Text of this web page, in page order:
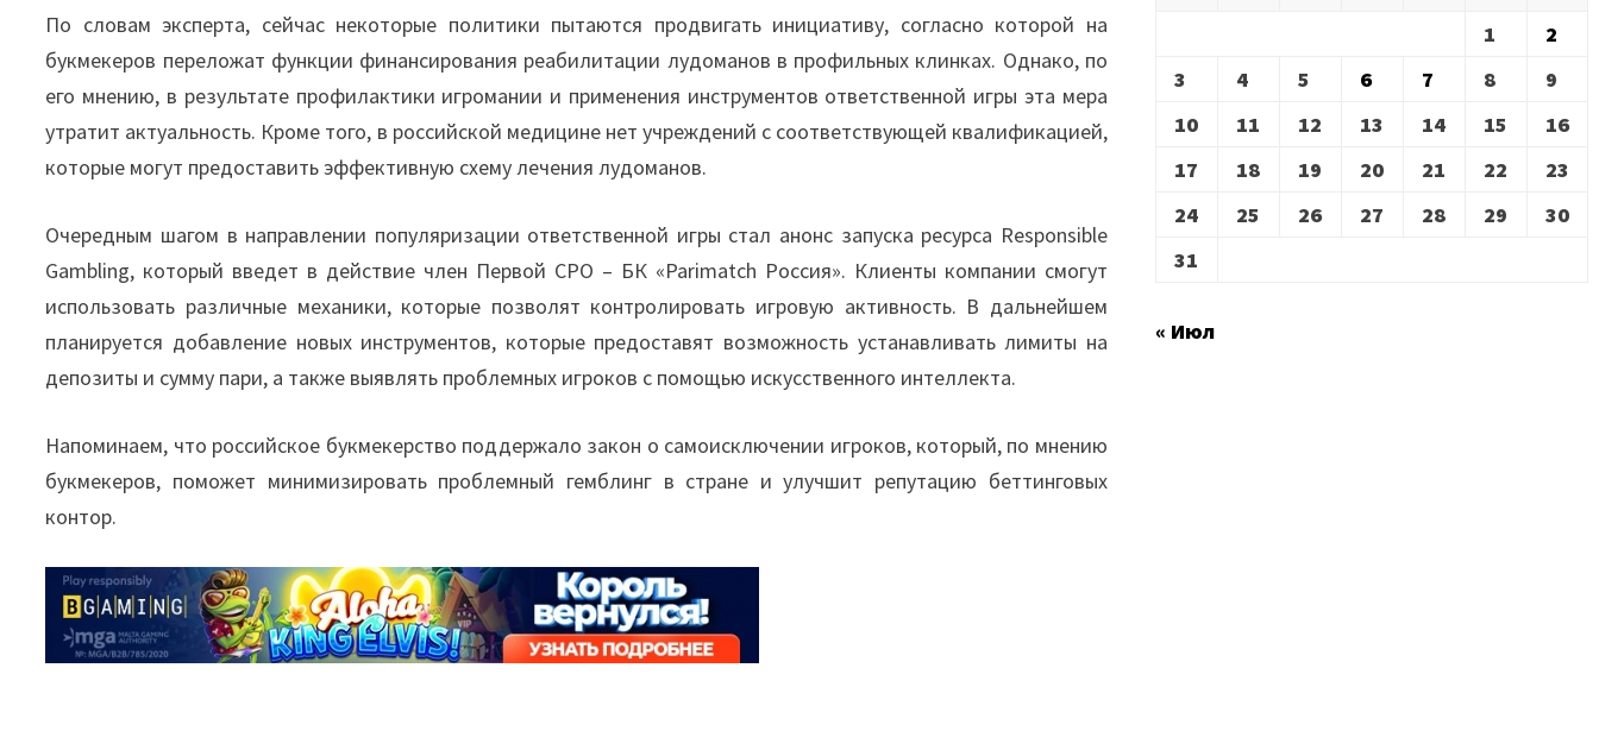
По словам эксперта, сейчас некоторые политики пытаются продвигать инициативу, согласно которой на
букмекеров переложат функции финансирования реабилитации лудоманов в профильных клинках. Однако, по
его мнению, в результате профилактики игромании и применения инструментов ответственной игры эта мера
утратит актуальность. Кроме того, в российской медицине нет учреждений с соответствующей квалификацией,
которые могут предоставить эффективную схему лечения лудоманов.
Очередным шагом в направлении популяризации ответственной игры стал анонс запуска ресурса Responsible
Gambling, который введет в действие член Первой СРО – БК «Parimatch Россия». Клиенты компании смогут
использовать различные механики, которые позволят контролировать игровую активность. В дальнейшем
планируется добавление новых инструментов, которые предоставят возможность устанавливать лимиты на
депозиты и сумму пари, а также выявлять проблемных игроков с помощью искусственного интеллекта.
Напоминаем, что российское букмекерство поддержало закон о самоисключении игроков, который, по мнению
букмекеров, поможет минимизировать проблемный гемблинг в стране и улучшит репутацию беттинговых
контор.
1
2
3
4 5 6 7 8
9
10
11 12 13 14 15
16
17
18 19 20 21 22
23
24
25 26 27 28 29
30
31
« Июл